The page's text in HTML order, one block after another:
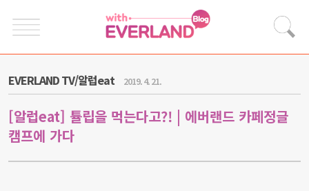
EVERLAND TV/알럽eat 2019. 4. 21.
[알럽eat] 튤립을 먹는다고?! | 에버랜드 카페정글
캠프에 가다